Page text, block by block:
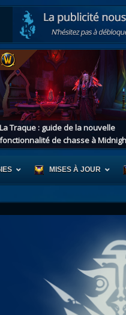
La Traque : guide de la nouvelle
fonctionnalité de chasse à
Mécagone
à Uldum et au Val
Les
Les
Arme
MISES À JOUR